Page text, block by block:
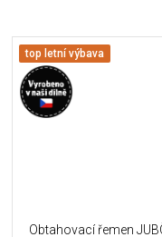
top letní výbava
Obtahovací řemen